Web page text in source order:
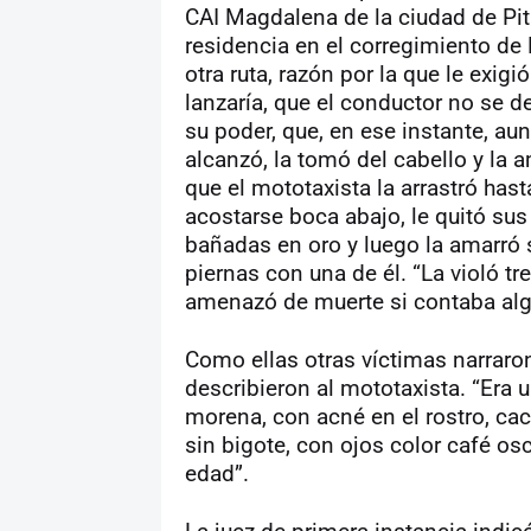
CAI Magdalena de la ciudad de
residencia en el corregimiento de
otra ruta, razón por la que le
lanzaría, que el conductor no se
su poder, que, en ese instante,
alcanzó, la tomó del cabello y la
que el mototaxista la arrastró
acostarse boca abajo, le quitó
bañadas en oro y luego la
piernas con una de él. “La violó
amenazó de muerte si contaba
Como ellas otras víctimas
describieron al mototaxista. “Era
morena, con acné en el rostro,
sin bigote, con ojos color café
edad”.